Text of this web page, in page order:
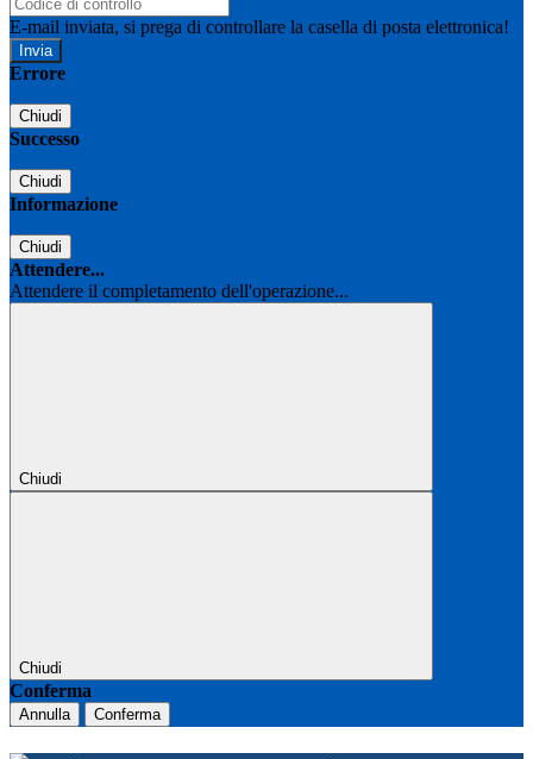
E-mail inviata, si prega di controllare la casella di posta elettronica!
Errore
Chiudi
Successo
Chiudi
Informazione
Chiudi
Attendere...
Attendere il completamento dell'operazione...
Chiudi
Chiudi
Conferma
Annulla Conferma